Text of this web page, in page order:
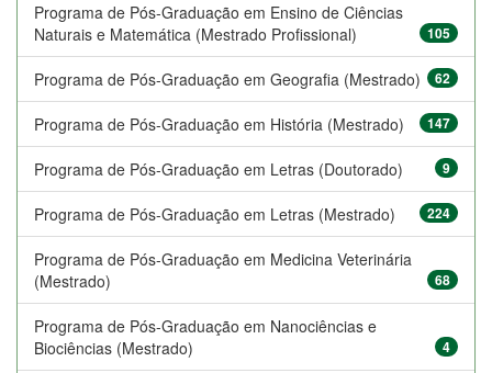
Programa de Pós-Graduação em Ensino de Ciências
Naturais e Matemática (Mestrado Profissional)
105
Programa de Pós-Graduação em Geografia (Mestrado) 62
Programa de Pós-Graduação em História (Mestrado) 147
Programa de Pós-Graduação em Letras (Doutorado) 9
Programa de Pós-Graduação em Letras (Mestrado) 224
Programa de Pós-Graduação em Medicina Veterinária
(Mestrado)
68
Programa de Pós-Graduação em Nanociências e
Biociências (Mestrado)
4